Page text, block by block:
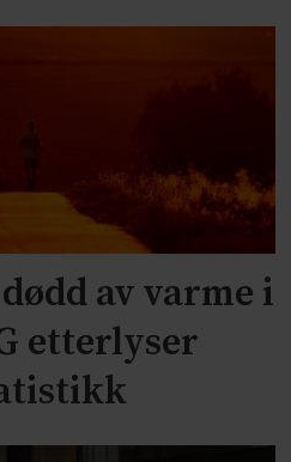
av varme i
etterlyser